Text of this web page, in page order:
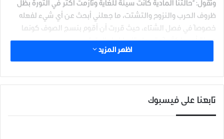
وتقول: “حالتنا المادية كانت سيئة للغاية وتأزمت أكثر في الثورة بظل
ظروف الحرب والنزوح والتشتت، ما جعلني أبحث عن أي شيء لفعله
خصوصاً في فصل الشتاء، حيث قررت أن أقوم بنسج الصوف كونها
مهنة أحبها كثيراً وقد علمتني إياها والدتي”.
توفي زوجها في عام 2016 بغارة جوية من طائرة حربية على مدينة كفرنبل
فقدت إيمان في الغارة المعيل الوحيد لها ولأولادها، وفقدت أيضاً
والانكسار، وتقول: “انتقلنا إلى منزل أخي الصغير، بقينا في منزله فترة
طويلة. تخلى عنا الجميع بحجة الأوضاع المالية السيئة، لقد تكفل أخي
اظهر المزيد
تابعنا على فيسبوك